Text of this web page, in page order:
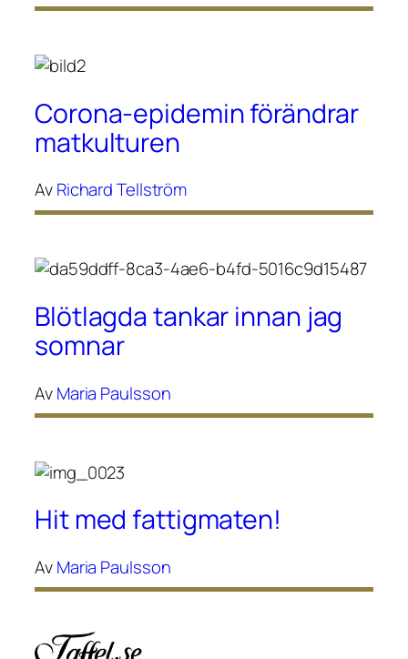
Corona-epidemin förändrar
matkulturen
AvRichard Tellström
Blötlagda tankar innan jag
somnar
AvMaria Paulsson
Hit med fattigmaten!
AvMaria Paulsson